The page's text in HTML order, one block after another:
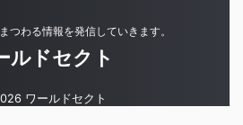
つわる情報を発信していきます。
ルドセクト
ワールドセクト